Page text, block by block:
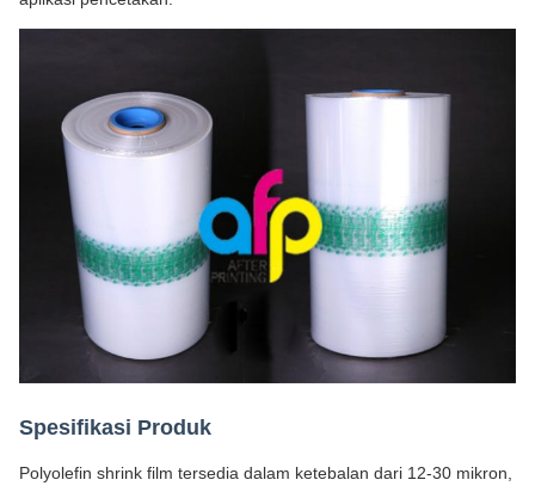
Spesifikasi Produk
Polyolefin shrink film tersedia dalam ketebalan dari 12-30 mikron,